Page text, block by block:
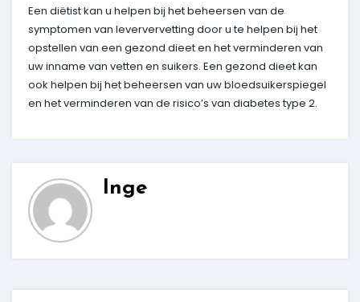
Een diëtist kan u helpen bij het beheersen van de
symptomen van leververvetting door u te helpen bij het
opstellen van een gezond dieet en het verminderen van
uw inname van vetten en suikers. Een gezond dieet kan
ook helpen bij het beheersen van uw bloedsuikerspiegel
en het verminderen van de risico’s van diabetes type 2.
Inge